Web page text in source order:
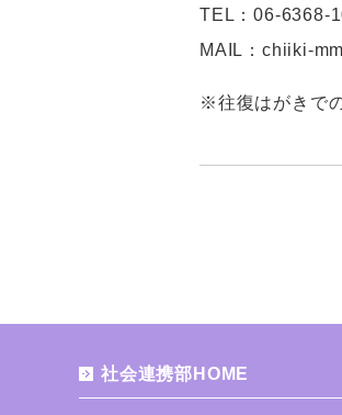
TEL：06-6368-
MAIL：chiiki-
※往復はがきで
社会連携部HOME